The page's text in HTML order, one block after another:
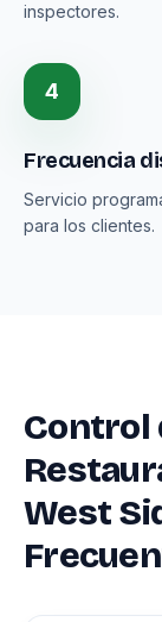
inspectores.
4
Frecuencia
Servicio
para los clientes.
Control
West